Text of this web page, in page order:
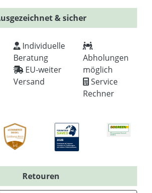
& sicher
Individuelle
Beratung
EU-weiter
Versand
Abholungen
möglich
Service
Rechner
Retouren